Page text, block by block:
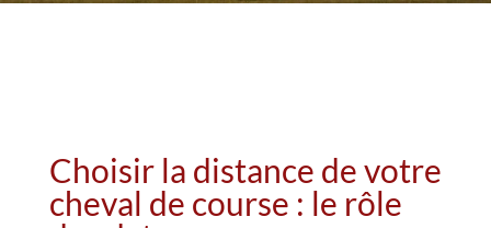
Choisir la distance de votre
cheval de course : le rôle